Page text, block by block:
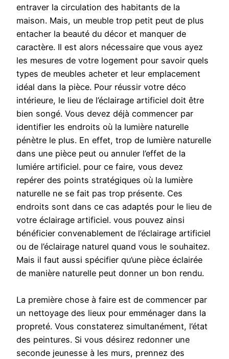
entraver la circulation des habitants de la
maison. Mais, un meuble trop petit peut de plus
entacher la beauté du décor et manquer de
caractère. Il est alors nécessaire que vous ayez
les mesures de votre logement pour savoir quels
types de meubles acheter et leur emplacement
idéal dans la pièce. Pour réussir votre déco
intérieure, le lieu de l’éclairage artificiel doit être
bien songé. Vous devez déjà commencer par
identifier les endroits où la lumière naturelle
pénètre le plus. En effet, trop de lumière naturelle
dans une pièce peut ou annuler l’effet de la
lumiére artificiel. pour ce faire, vous devez
repérer des points stratégiques où la lumière
naturelle ne se fait pas trop présente. Ces
endroits sont dans ce cas adaptés pour le lieu de
votre éclairage artificiel. vous pouvez ainsi
bénéficier convenablement de l’éclairage artificiel
ou de l’éclairage naturel quand vous le souhaitez.
Mais il faut aussi spécifier qu’une pièce éclairée
de manière naturelle peut donner un bon rendu.
La première chose à faire est de commencer par
un nettoyage des lieux pour emménager dans la
propreté. Vous constaterez simultanément, l’état
des peintures. Si vous désirez redonner une
seconde jeunesse à les murs, prennez des